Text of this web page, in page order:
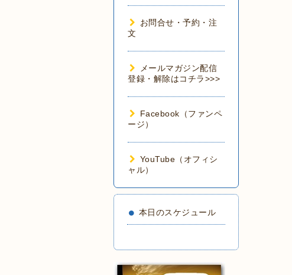
お問合せ・予約・注
文
メールマガジン配信
登録・解除はコチラ>>>
Facebook（ファンペ
ージ）
YouTube（オフィシ
ャル）
本日のスケジュール